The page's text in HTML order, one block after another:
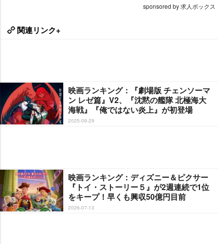
sponsored by 求人ボックス
関連リンク+
映画ランキング：『劇場版 チェンソーマ
ン レゼ篇』V2、『沈黙の艦隊 北極海大
海戦』『俺ではない炎上』が初登場
2025-09-29
映画ランキング：ディズニー＆ピクサー
『トイ・ストーリー５』が2週連続で1位
をキープ！早くも興収50億円目前
2026-07-13